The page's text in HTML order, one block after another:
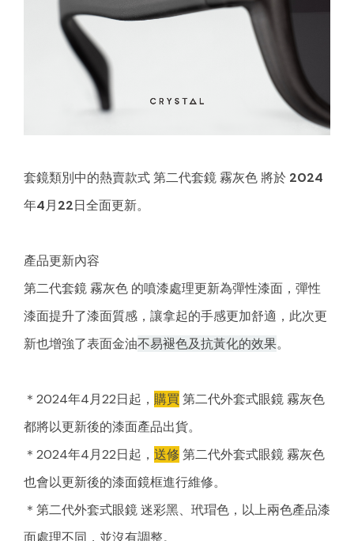
套鏡類別中的熱賣款式第二代套鏡 霧灰色 將於 2024
年4月22日全面更新。
產品更新內容
第二代套鏡 霧灰色 的噴漆處理更新為彈性漆面 ，彈性
漆面提升了漆面質感，讓拿起的手感更加舒適，此次更
新也增強了表面金油不易褪色及抗黃化的效果。
＊2024年4月22日起， 購買 第二代外套式眼鏡 霧灰色
都將以更新後的漆面產品出貨。
＊2024年4月22日起， 送修 第二代外套式眼鏡 霧灰色
也會以更新後的漆面鏡框進行維修。
＊第二代外套式眼鏡 迷彩黑、玳瑁色，以上兩色產品漆
面處理不同，並沒有調整。